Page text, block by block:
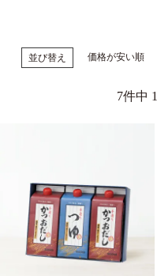
並び替え 価格が安い順
7件中 1